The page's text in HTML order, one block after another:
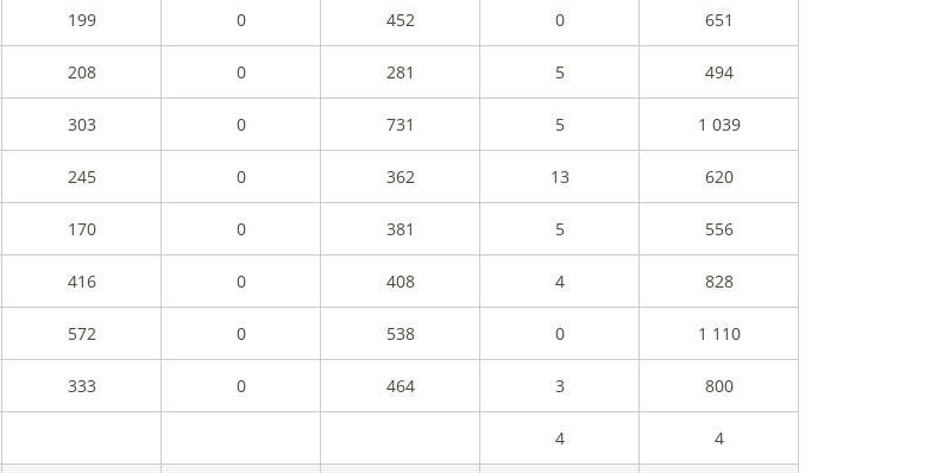
199 0 452 0 651
208 0 281 5 494
303 0 731 5 1 039
245 0 362 13 620
170 0 381 5 556
416 0 408 4 828
572 0 538 0 1 110
333 0 464 3 800
4 4